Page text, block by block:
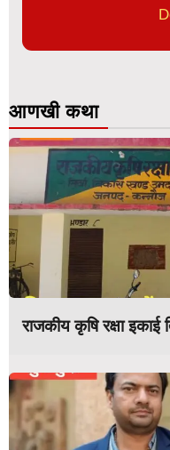
आणखी कथा
राजकीय कृषि रक्षा इकाई